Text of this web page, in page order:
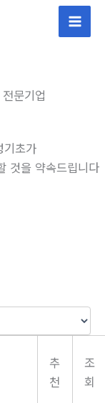
문기업
기초가
것을 약속드립니다
추
천
조
회